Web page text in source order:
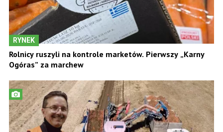
RYNEK
Rolnicy ruszyli na kontrole marketów. Pierwszy „Karny
Ogóras” za marchew